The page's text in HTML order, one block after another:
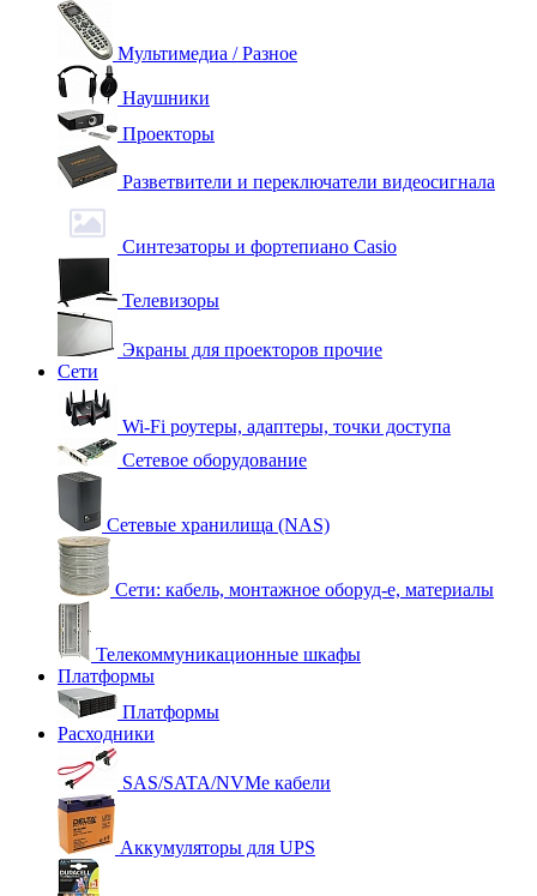
Мультимедиа / Разное
Наушники
Проекторы
Разветвители и переключатели видеосигнала
Синтезаторы и фортепиано Casio
Телевизоры
Экраны для проекторов прочие
Сети
Wi-Fi роутеры, адаптеры, точки доступа
Сетевое оборудование
Сетевые хранилища (NAS)
Сети: кабель, монтажное оборуд-е, материалы
Телекоммуникационные шкафы
Платформы
Платформы
Расходники
SAS/SATA/NVMe кабели
Аккумуляторы для UPS